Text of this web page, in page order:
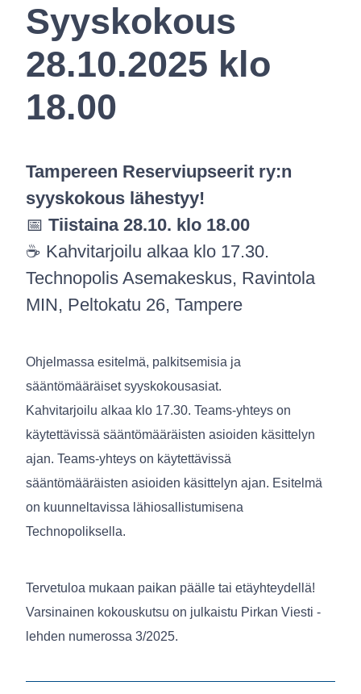
Syyskokous
28.10.2025 klo
18.00
Tampereen Reserviupseerit ry:n
syyskokous lähestyy!
📅Tiistaina 28.10. klo 18.00
☕ Kahvitarjoilu alkaa klo 17.30.
Technopolis Asemakeskus, Ravintola
MIN, Peltokatu 26, Tampere
Ohjelmassa esitelmä, palkitsemisia ja
sääntömääräiset syyskokousasiat.
Kahvitarjoilu alkaa klo 17.30. Teams-yhteys on
käytettävissä sääntömääräisten asioiden käsittelyn
ajan. Teams-yhteys on käytettävissä
sääntömääräisten asioiden käsittelyn ajan. Esitelmä
on kuunneltavissa lähiosallistumisena
Technopoliksella.
Tervetuloa mukaan paikan päälle tai etäyhteydellä!
Varsinainen kokouskutsu on julkaistu Pirkan Viesti -
lehden numerossa 3/2025.